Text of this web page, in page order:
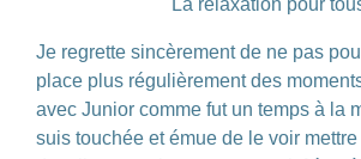
La relaxation pour
Je regrette sincèrement de ne pas
place plus régulièrement des
avec Junior comme fut un temps à la
suis touchée et émue de le voir